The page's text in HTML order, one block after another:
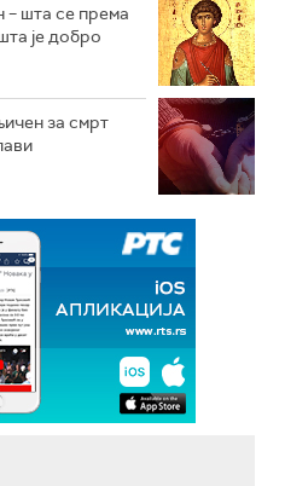
– шта се према
је добро
за смрт